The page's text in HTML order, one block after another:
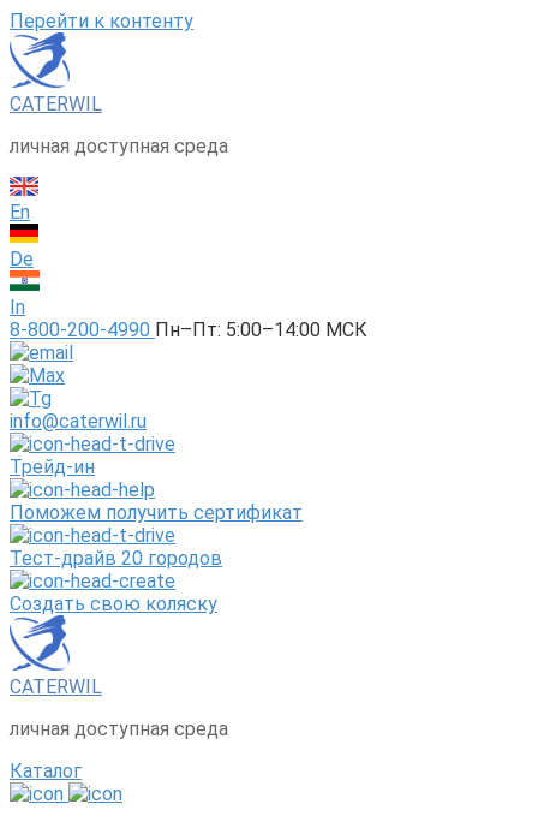
Перейти к контенту
CATERWIL
личная доступная среда
En
De
In
8-800-200-4990 Пн–Пт: 5:00–14:00 МСК
info@caterwil.ru
Трейд-ин
Поможем получить сертификат
Тест-драйв 20 городов
Создать свою коляску
CATERWIL
личная доступная среда
Каталог